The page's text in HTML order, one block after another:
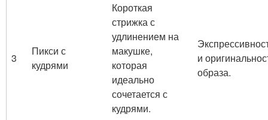
3
Пикси с
кудрями
Короткая
стрижка с
удлинением на
макушке,
которая
идеально
сочетается с
кудрями.
и
образа.